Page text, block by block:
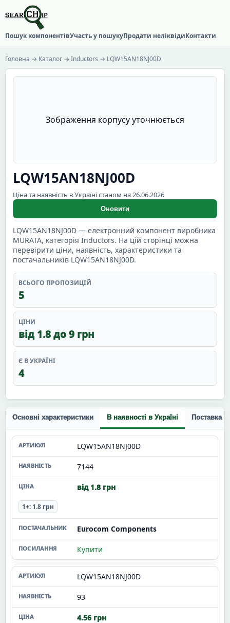
Пошук компонентівУчасть у пошукуПродати неліквідиКонтакти
Головна → Каталог → Inductors → LQW15AN18NJ00D
Зображення корпусу уточнюється
LQW15AN18NJ00D
Ціна та наявність в Україні станом на 26.06.2026
Оновити
LQW15AN18NJ00D — електронний компонент виробника
MURATA, категорія Inductors. На цій сторінці можна
перевірити ціни, наявність, характеристики та
постачальників LQW15AN18NJ00D.
ВСЬОГО ПРОПОЗИЦІЙ
5
ЦІНИ
від 1.8 до 9 грн
Є В УКРАЇНІ
4
Основні характеристики В наявності в Україні Поставка
LQW15AN18NJ00D
7144
від 1.8 грн
1+: 1.8 грн
Eurocom Components
Купити
LQW15AN18NJ00D
93
4.56 грн